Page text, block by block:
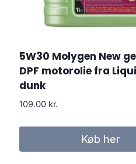
5W30 Molygen New
DPF motorolie fra
dunk
109.00 kr.
Køb her